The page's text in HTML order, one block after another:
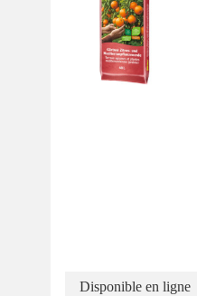
Disponible en ligne